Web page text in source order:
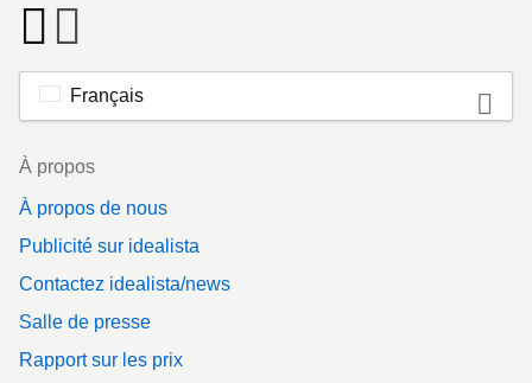
Français
Footer
À propos
À propos de nous
Publicité sur idealista
Contactez idealista/news
Salle de presse
Rapport sur les prix